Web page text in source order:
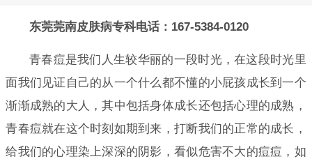
东莞莞南皮肤病专科电话：167-5384-0120
青春痘是我们人生较华丽的一段时光，在这段时光里
面我们见证自己的从一个什么都不懂的小屁孩成长到一个
渐渐成熟的大人，其中包括身体成长还包括心理的成熟，
青春痘就在这个时刻如期到来，打断我们的正常的成长，
给我们的心理染上深深的阴影，看似危害不大的痘痘，如